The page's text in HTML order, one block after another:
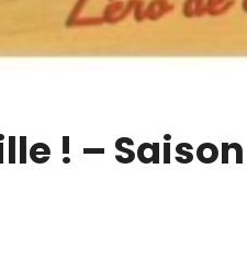
! –